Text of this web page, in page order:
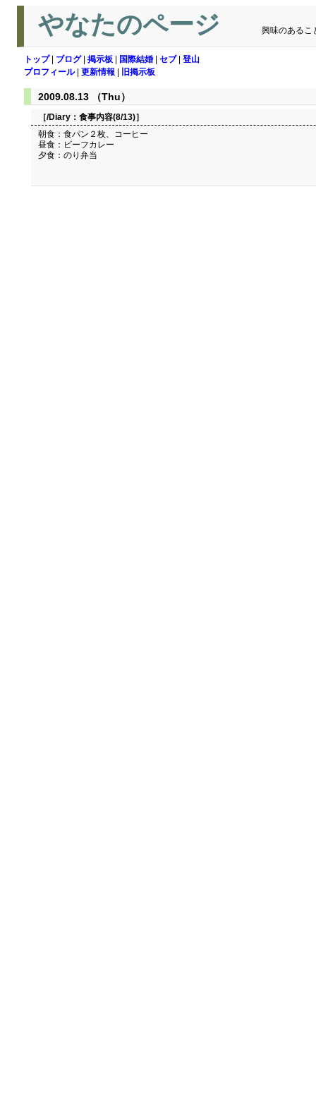
やなたのページ 興味のあるこ
トップ| ブログ| 掲示板 国際結婚 セブ| 登山
プロフィール| 更新情報 旧掲示板
2009.08.13 （Thu）
［/Diary： 食事内容(8/13)］
朝食：食パン２枚、コーヒー
昼食：ビーフカレー
夕食：のり弁当